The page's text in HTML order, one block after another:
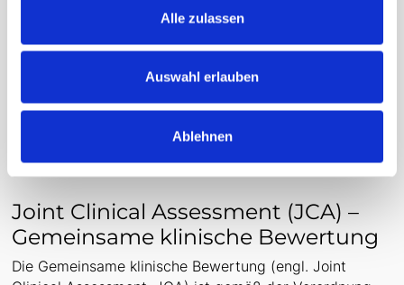
Alle zulassen
Auswahl erlauben
Ablehnen
und Leistungsergebnissen, Bewertung von Risiken und
Die Zusammenfassung des CIR wird gemäß der Leitlinie
strukturiert und öffentlich zugänglich gemacht.
Joint Clinical Assessment (JCA) –
Gemeinsame klinische Bewertung
Die Gemeinsame klinische Bewertung (engl. Joint